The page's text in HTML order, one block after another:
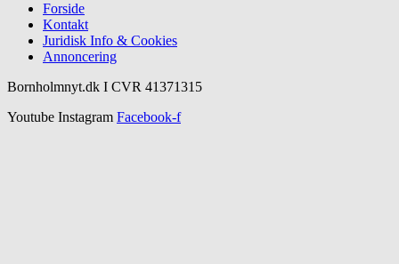
Forside
Kontakt
Juridisk Info & Cookies​
Annoncering
Bornholmnyt.dk I CVR 41371315
Youtube Instagram Facebook-f